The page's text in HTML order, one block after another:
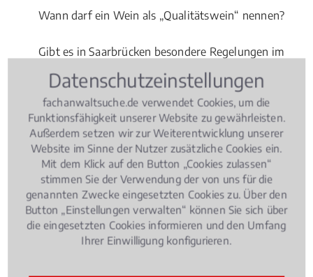
Wann darf ein Wein als „Qualitätswein“ nennen?
Gibt es in Saarbrücken besondere Regelungen im
Hinblick auf das
Agrarrecht zu beachten?
Ein Fachanwalt für Agrarrecht in Saarbrücken bietet
Ihnen seine kompetente professionelle Beratung in
allen Fragen des Agrarrechts. Er hilft Ihnen bei der
erfolgreichen Durchsetzung Ihrer Rechte.
Vereinbaren Sie einen ersten Gesprächstermin bei
einem Fachanwalt für Agrarrecht, in dem Ihre
rechtliche Situation erörtert wird und
Lösungsansätze für Ihr Rechtsproblem besprochen
Datenschutzeinstellungen
fachanwaltsuche.de verwendet Cookies, um die
Funktionsfähigkeit unserer Website zu gewährleisten.
Außerdem setzen wir zur Weiterentwicklung unserer
Website im Sinne der Nutzer zusätzliche Cookies ein.
Mit dem Klick auf den Button „Cookies zulassen“
stimmen Sie der Verwendung der von uns für die
genannten Zwecke eingesetzten Cookies zu. Über den
Button „Einstellungen verwalten“ können Sie sich über
die eingesetzten Cookies informieren und den Umfang
Ihrer Einwilligung konfigurieren.